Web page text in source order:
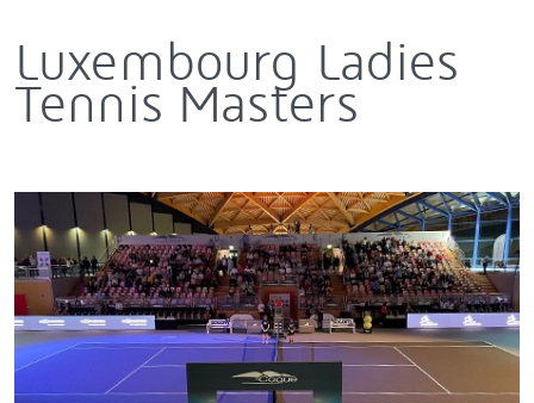
Luxembourg Ladies
Tennis Masters